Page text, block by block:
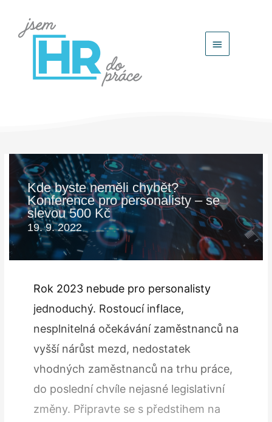
Hlavní
Kde byste neměli chybět?
Konference pro personalisty – se
slevou 500 Kč
19. 9. 2022
Rok 2023 nebude pro personalisty
jednoduchý. Rostoucí inflace,
nesplnitelná očekávání zaměstnanců na
vyšší nárůst mezd, nedostatek
vhodných zaměstnanců na trhu práce,
do poslední chvíle nejasné legislativní
změny. Připravte se s předstihem na